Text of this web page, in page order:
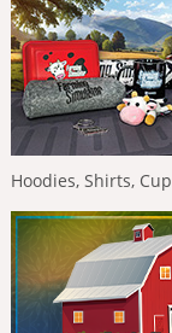
Hoodies, Shirts,